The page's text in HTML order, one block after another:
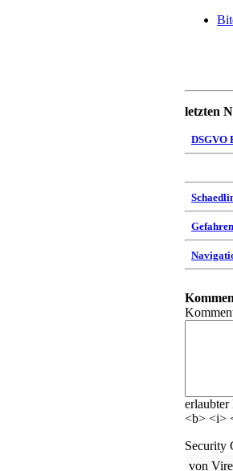
letzten
DSGVO
<b> <i>
Security
von